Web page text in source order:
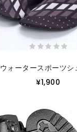
ウォータースポーツシ
¥1,900